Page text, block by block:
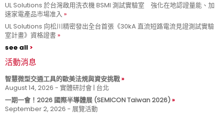
UL Solutions 於台灣啟用洗衣機 BSMI 測試實驗室 強化在地認證量能、加
速家電產品市場准入
UL Solutions 向松川精密發出全台首張《30kA 直流短路電流見證測試實驗
室計畫》資格證書
see all
活動消息
智慧微型交通工具的歐美法規與資安挑戰
August 14, 2026 - 實體研討會 | 台北
一期一會！2026 國際半導體展 (SEMICON Taiwan 2026)
September 2, 2026 - 展覽活動